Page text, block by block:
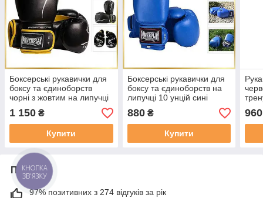
Боксерські рукавички для
боксу та єдиноборств
чорні з жовтим на липучці
PowerPlay 3018 Jaguar 12
унцій
1 150 ₴
Купити
Боксерські рукавички для
боксу та єдиноборств на
липучці 10 унцій сині
880₴
Купити
960
Про нас
97% позитивних з 274 відгуків за рік
КНОПКА
ЗВ'ЯЗКУ